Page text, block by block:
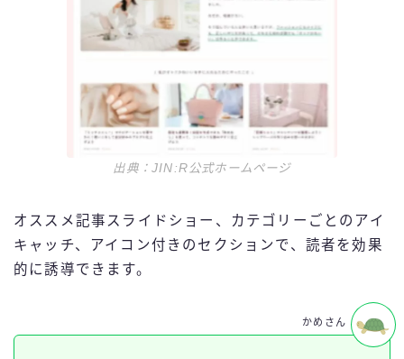
出典：JIN:R公式ホームページ
オススメ記事スライドショー、カテゴリーごとのアイ
キャッチ、アイコン付きのセクションで、読者を効果
的に誘導できます。
かめさん